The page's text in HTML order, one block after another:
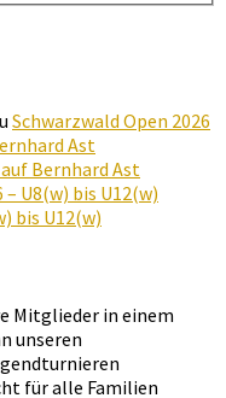
Schwarzwald Open 2026
Ast
Bernhard Ast
– U8(w) bis U12(w)
bis U12(w)
Mitglieder in einem
unseren
für alle Familien